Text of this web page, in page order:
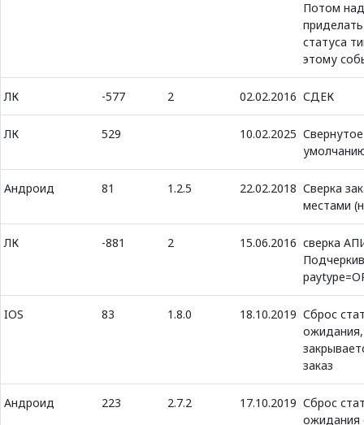
Потом
статуса
этому
ЛК -577 2 02.02.2016 СДЕК
ЛК 529 10.02.2025
Андроид 81 1.2.5 22.02.2018 Сверка
местами
ЛК -881 2 15.06.2016 сверка
IOS 83 1.8.0 18.10.2019 Сброс
заказ
Андроид 223 2.7.2 17.10.2019 Сброс
ожидания